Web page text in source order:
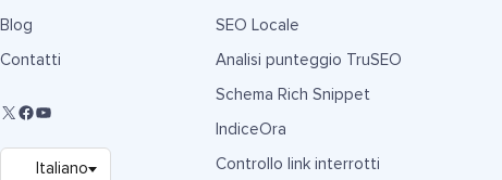
Blog
Contatti
SEO Locale
Analisi punteggio TruSEO
Schema Rich Snippet
IndiceOra
Controllo link interrotti